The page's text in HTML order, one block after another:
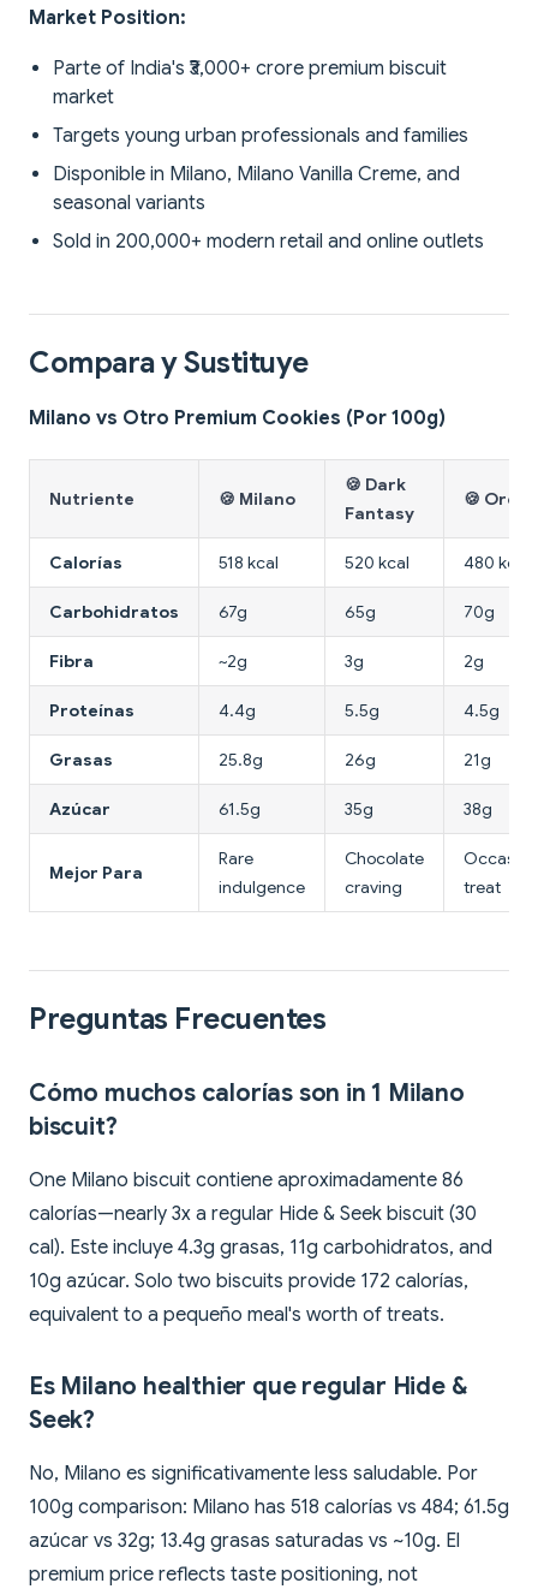
Market Position:
Parte of India's ₹3,000+ crore premium biscuit
market
Targets young urban professionals and families
Disponible in Milano, Milano Vanilla Creme, and
seasonal variants
Sold in 200,000+ modern retail and online outlets
Compara y Sustituye
Milano vs Otro Premium Cookies (Por 100g)
Nutriente 🍪 Milano
🍪 Dark
Fantasy
🍪 Oreo
Calorías 518 kcal 520 kcal 480 kcal
Carbohidratos 67g 65g 70g
Fibra ~2g 3g 2g
Proteínas 4.4g 5.5g 4.5g
Grasas 25.8g 26g 21g
Azúcar 61.5g 35g 38g
Mejor Para
Rare
indulgence
Chocolate
craving
treat
Preguntas Frecuentes
Cómo muchos calorías son in 1 Milano
biscuit?
One Milano biscuit contiene aproximadamente 86
calorías—nearly 3x a regular Hide & Seek biscuit (30
cal). Este incluye 4.3g grasas, 11g carbohidratos, and
10g azúcar. Solo two biscuits provide 172 calorías,
equivalent to a pequeño meal's worth of treats.
Es Milano healthier que regular Hide &
Seek?
No, Milano es significativamente less saludable. Por
100g comparison: Milano has 518 calorías vs 484; 61.5g
azúcar vs 32g; 13.4g grasas saturadas vs ~10g. El
premium price reflects taste positioning, not